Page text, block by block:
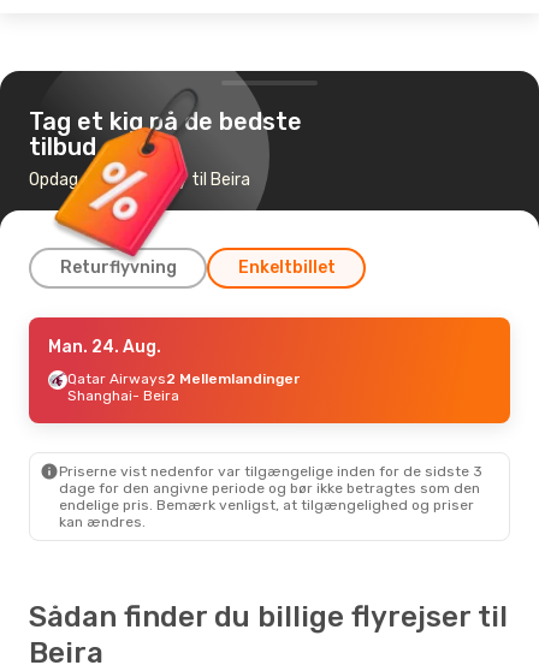
Tag et kig på de bedste
tilbud
Opdag de billigste fly til Beira
Returflyvning Enkeltbillet
Søn. 23. Aug.- Man. 31. Aug.
Klm Royal Dutch Airlines
2 Mellemlandinger
Klm Royal Dutch Airlines
Beira
- Billund
Man. 24. Aug.
Qatar Airways2 Mellemlandinger
Shanghai- Beira
Priserne vist nedenfor var tilgængelige inden for de sidste 3
dage for den angivne periode og bør ikke betragtes som den
endelige pris. Bemærk venligst, at tilgængelighed og priser
kan ændres.
Sådan finder du billige flyrejser til
Beira